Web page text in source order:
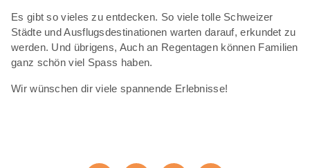
Es gibt so vieles zu entdecken. So viele tolle Schweizer
Städte und Ausflugsdestinationen warten darauf, erkundet zu
werden. Und übrigens, Auch an Regentagen können Familien
ganz schön viel Spass haben.
Wir wünschen dir viele spannende Erlebnisse!